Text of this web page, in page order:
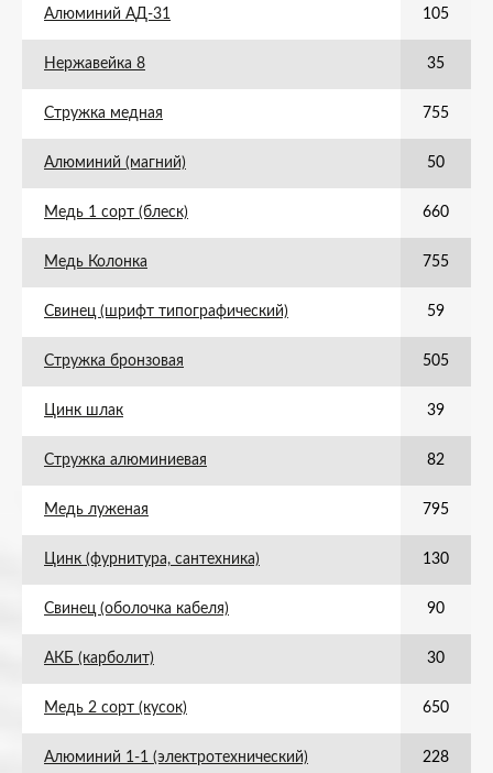
Алюминий АД-31 105
Нержавейка 8 35
Стружка медная 755
Алюминий (магний) 50
Медь 1 сорт (блеск) 660
Медь Колонка 755
Свинец (шрифт типографический) 59
Стружка бронзовая 505
Цинк шлак 39
Стружка алюминиевая 82
Медь луженая 795
Цинк (фурнитура, сантехника) 130
Свинец (оболочка кабеля) 90
АКБ (карболит) 30
Медь 2 сорт (кусок) 650
Алюминий 1-1 (электротехнический) 228